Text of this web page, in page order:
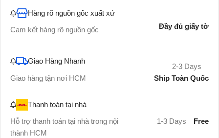
Hàng rõ nguồn gốc xuất xứ
Cam kết hàng rõ nguồn gốc
Đầy đủ giấy tờ
Giao Hàng Nhanh
Giao hàng tận nơi HCM
2-3 Days
Ship Toàn Quốc
Thanh toán tại nhà
Hỗ trợ thanh toán tại nhà trong nội
thành HCM
1-3 Days Free